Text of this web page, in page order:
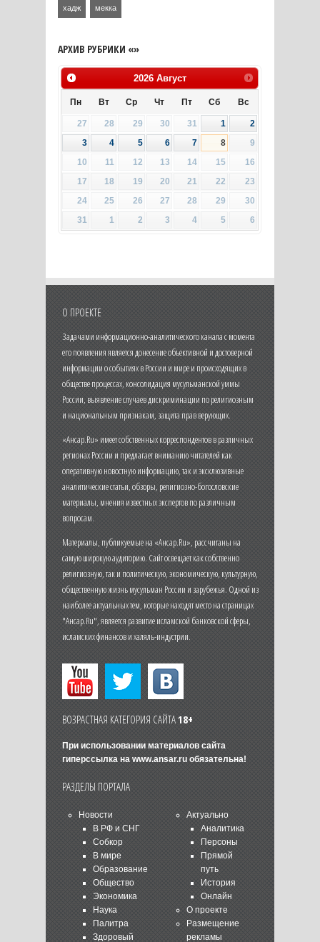
хадж мекка
АРХИВ РУБРИКИ «»
2026 Август
Пн Вт Ср Чт Пт Сб Вс
27 28 29 30 31 1
2
3
4 5 6 7 8
9
10
11 12 13 14 15
16
17
18 19 20 21 22
23
24
25 26 27 28 29
30
31
1 2 3 4 5 6
О ПРОЕКТЕ
Задачами информационно-аналитического канала с момента
его появления является донесение объективной и достоверной
информации о событиях в России и мире и происходящих в
обществе процессах, консолидация мусульманской уммы
России, выявление случаев дискриминации по религиозным
и национальным признакам, защита прав верующих.
«Ансар.Ru» имеет собственных корреспондентов в различных
регионах России и предлагает вниманию читателей как
оперативную новостную информацию, так и эксклюзивные
аналитические статьи, обзоры, религиозно-богословские
материалы, мнения известных экспертов по различным
вопросам.
Материалы, публикуемые на «Ансар.Ru», рассчитаны на
самую широкую аудиторию. Сайт освещает как собственно
религиозную, так и политическую, экономическую, культурную,
общественную жизнь мусульман России и зарубежья. Одной из
наиболее актуальных тем, которые находят место на страницах
"Ансар.Ru", является развитие исламской банковской сферы,
исламских финансов и халяль-индустрии.
ВОЗРАСТНАЯ КАТЕГОРИЯ САЙТА18+
При использовании материалов сайта
гиперссылка на www.ansar.ruобязательна!
РАЗДЕЛЫ ПОРТАЛА
Новости
В РФ и СНГ
Собкор
В мире
Образование
Общество
Экономика
Наука
Палитра
Здоровый
Актуально
Аналитика
Персоны
Прямой
путь
История
Онлайн
О проекте
Размещение
рекламы